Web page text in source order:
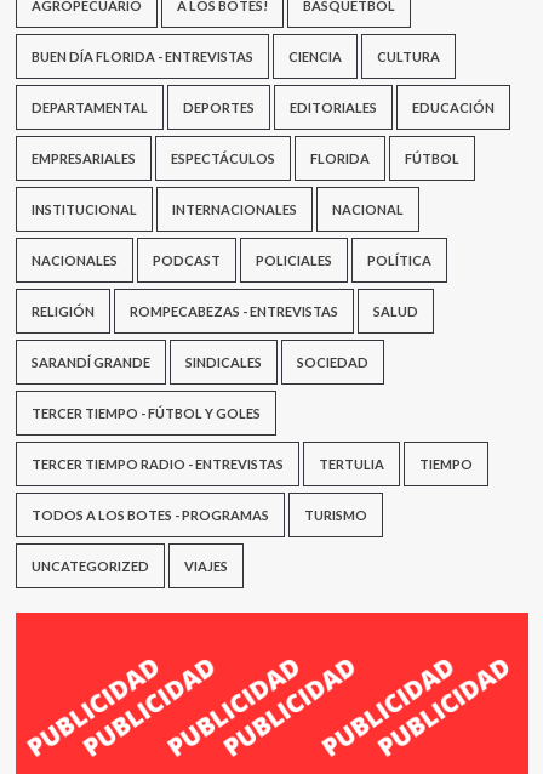
AGROPECUARIO A LOS BOTES! BASQUETBOL
BUEN DÍA FLORIDA - ENTREVISTAS CIENCIA CULTURA
DEPARTAMENTAL DEPORTES EDITORIALES EDUCACIÓN
EMPRESARIALES ESPECTÁCULOS FLORIDA FÚTBOL
INSTITUCIONAL INTERNACIONALES NACIONAL
NACIONALES PODCAST POLICIALES POLÍTICA
RELIGIÓN ROMPECABEZAS - ENTREVISTAS SALUD
SARANDÍ GRANDE SINDICALES SOCIEDAD
TERCER TIEMPO - FÚTBOL Y GOLES
TERCER TIEMPO RADIO - ENTREVISTAS TERTULIA TIEMPO
TODOS A LOS BOTES - PROGRAMAS TURISMO
UNCATEGORIZED VIAJES